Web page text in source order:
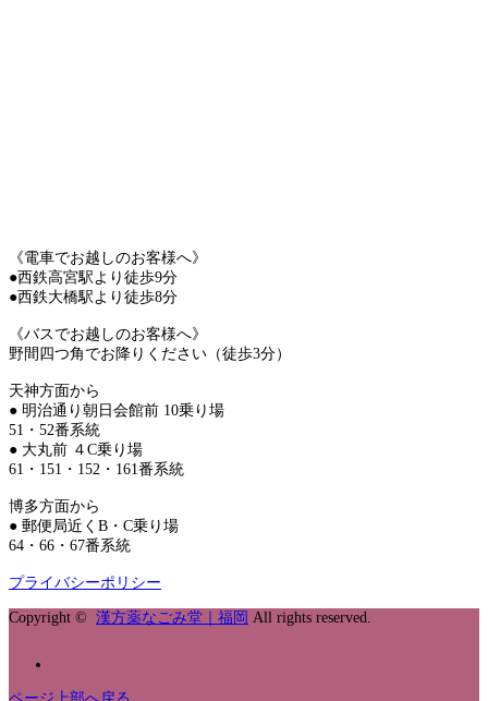
《電車でお越しのお客様へ》
●西鉄高宮駅より徒歩9分
●西鉄大橋駅より徒歩8分
《バスでお越しのお客様へ》
野間四つ角でお降りください（徒歩3分）
天神方面から
● 明治通り朝日会館前 10乗り場
51・52番系統
● 大丸前 ４C乗り場
61・151・152・161番系統
博多方面から
● 郵便局近くB・C乗り場
64・66・67番系統
プライバシーポリシー
Copyright © 漢方薬なごみ堂｜福岡 All rights reserved.